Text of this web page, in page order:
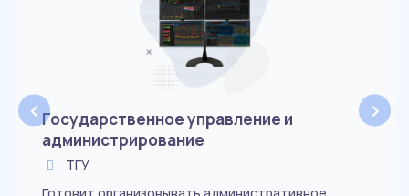
‹ Государственное управление и
администрирование
ТГУ
›